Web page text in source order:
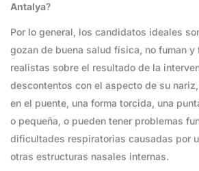
Antalya?
Por lo general, los candidatos ideales
gozan de buena salud física, no fuman
realistas sobre el resultado de la
descontentos con el aspecto de su
en el puente, una forma torcida, una
o pequeña, o pueden tener problemas
dificultades respiratorias causadas por
otras estructuras nasales internas.